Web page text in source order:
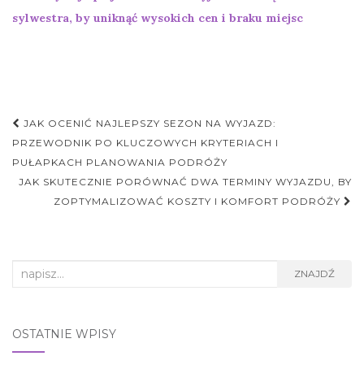
sylwestra, by uniknąć wysokich cen i braku miejsc
Nawigacja
postu
JAK OCENIĆ NAJLEPSZY SEZON NA WYJAZD:
PRZEWODNIK PO KLUCZOWYCH KRYTERIACH I
PUŁAPKACH PLANOWANIA PODRÓŻY
JAK SKUTECZNIE PORÓWNAĆ DWA TERMINY WYJAZDU, BY
ZOPTYMALIZOWAĆ KOSZTY I KOMFORT PODRÓŻY
Search
ZNAJDŹ
OSTATNIE WPISY